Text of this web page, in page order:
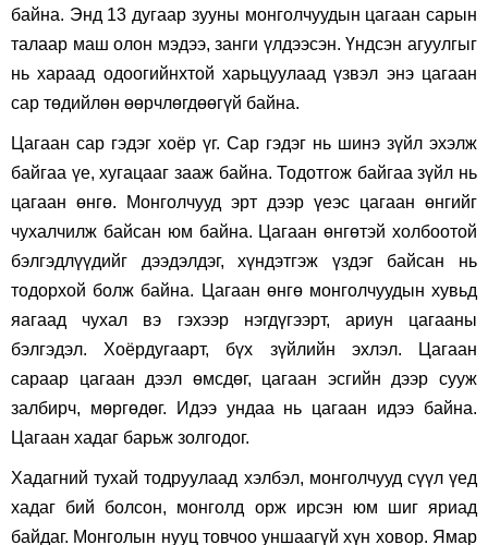
байна. Энд 13 дугаар зууны монголчуудын цагаан сарын
талаар маш олон мэдээ, занги үлдээсэн. Үндсэн агуулгыг
нь хараад одоогийнхтой харьцуулаад үзвэл энэ цагаан
сар төдийлөн өөрчлөгдөөгүй байна.
Цагаан сар гэдэг хоёр үг. Сар гэдэг нь шинэ зүйл эхэлж
байгаа үе, хугацааг зааж байна. Тодотгож байгаа зүйл нь
цагаан өнгө. Монголчууд эрт дээр үеэс цагаан өнгийг
чухалчилж байсан юм байна. Цагаан өнгөтэй холбоотой
бэлгэдлүүдийг дээдэлдэг, хүндэтгэж үздэг байсан нь
тодорхой болж байна. Цагаан өнгө монголчуудын хувьд
яагаад чухал вэ гэхээр нэгдүгээрт, ариун цагааны
бэлгэдэл. Хоёрдугаарт, бүх зүйлийн эхлэл. Цагаан
сараар цагаан дээл өмсдөг, цагаан эсгийн дээр сууж
залбирч, мөргөдөг. Идээ ундаа нь цагаан идээ байна.
Цагаан хадаг барьж золгодог.
Хадагний тухай тодруулаад хэлбэл, монголчууд сүүл үед
хадаг бий болсон, монголд орж ирсэн юм шиг яриад
байдаг. Монголын нууц товчоо уншаагүй хүн ховор. Ямар